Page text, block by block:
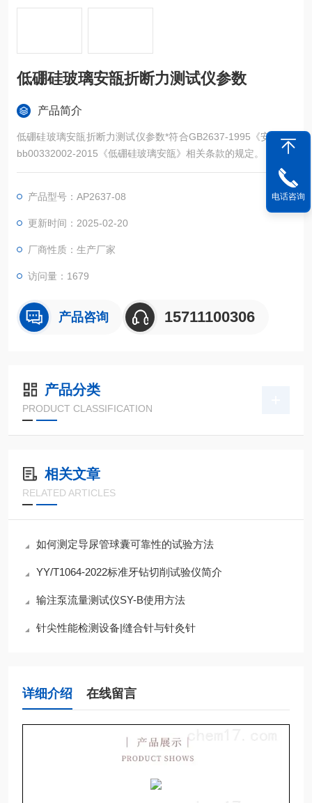
低硼硅玻璃安瓿折断力测试仪参数
产品简介
低硼硅玻璃安瓿折断力测试仪参数*符合GB2637-1995《安瓿》y
bb00332002-2015《低硼硅玻璃安瓿》相关条款的规定。
产品型号：AP2637-08
更新时间：2025-02-20
厂商性质：生产厂家
访问量：1679
产品咨询 15711100306
产品分类
PRODUCT CLASSIFICATION
相关文章
RELATED ARTICLES
如何测定导尿管球囊可靠性的试验方法
YY/T1064-2022标准牙钻切削试验仪简介
输注泵流量测试仪SY-B使用方法
针尖性能检测设备|缝合针与针灸针
详细介绍 在线留言
电话咨询